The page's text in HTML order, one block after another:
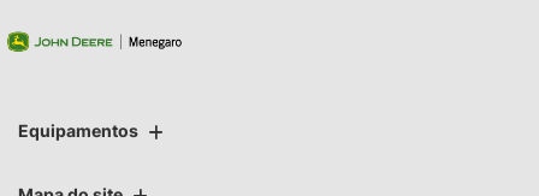
Equipamentos